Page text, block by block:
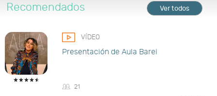
Recomendados Ver todos
VÍDEO
Presentación de Aula Barei
21